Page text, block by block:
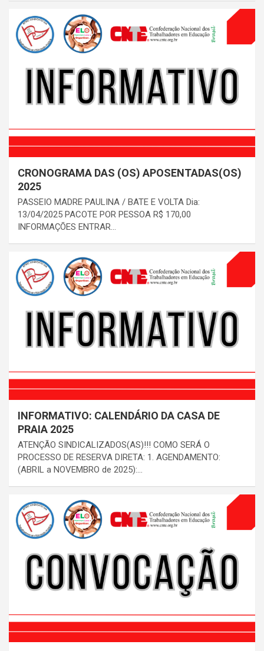
CRONOGRAMA DAS (OS) APOSENTADAS(OS)
2025
PASSEIO MADRE PAULINA / BATE E VOLTA Dia:
13/04/2025 PACOTE POR PESSOA R$ 170,00
INFORMAÇÕES ENTRAR…
INFORMATIVO: CALENDÁRIO DA CASA DE
PRAIA 2025
ATENÇÃO SINDICALIZADOS(AS)!!! COMO SERÁ O
PROCESSO DE RESERVA DIRETA: 1. AGENDAMENTO:
(ABRIL a NOVEMBRO de 2025):…